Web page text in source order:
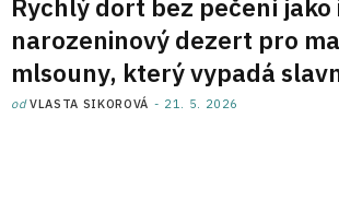
o
k
t
e
r
)
r
a
m
e
s
Rychlý dort bez pečení
narozeninový dezert pro
mlsouny, který vypadá
odVLASTA SIKOROVÁ 21. 5. 2026